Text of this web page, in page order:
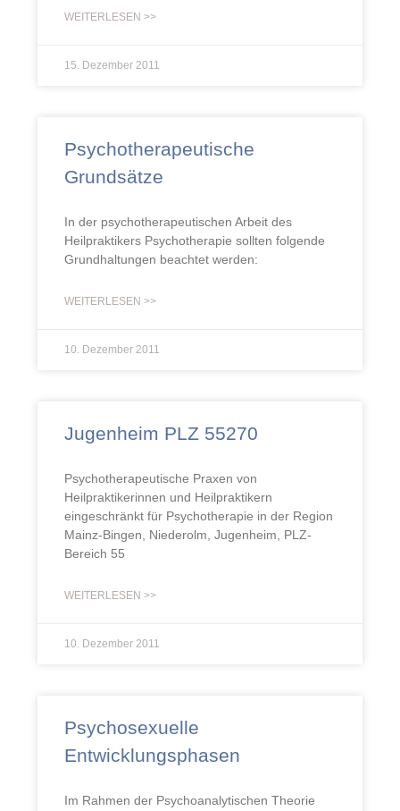
WEITERLESEN >>
15. Dezember 2011
Psychotherapeutische
Grundsätze
In der psychotherapeutischen Arbeit des
Heilpraktikers Psychotherapie sollten folgende
Grundhaltungen beachtet werden:
WEITERLESEN >>
10. Dezember 2011
Jugenheim PLZ 55270
Psychotherapeutische Praxen von
Heilpraktikerinnen und Heilpraktikern
eingeschränkt für Psychotherapie in der Region
Mainz-Bingen, Niederolm, Jugenheim, PLZ-
Bereich 55
WEITERLESEN >>
10. Dezember 2011
Psychosexuelle
Entwicklungsphasen
Im Rahmen der Psychoanalytischen Theorie